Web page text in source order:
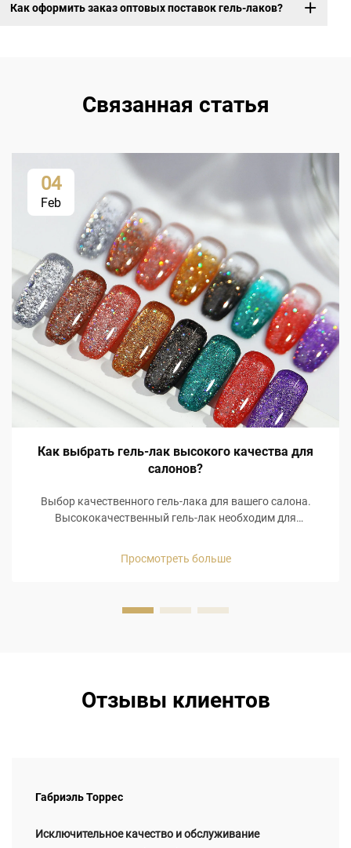
Как оформить заказ оптовых поставок гель-лаков?
Связанная статья
04
Feb
Как выбрать гель-лак высокого качества для
салонов?
Выбор качественного гель-лака для вашего салона.
Высококачественный гель-лак необходим для
держаться долго, а сколы на ногтях спустя 3 дня после
Просмотреть больше
Отзывы клиентов
Габриэль Торрес
Исключительное качество и обслуживание